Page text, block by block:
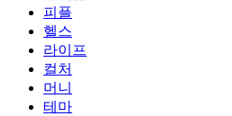
피플
헬스
라이프
컬처
머니
테마